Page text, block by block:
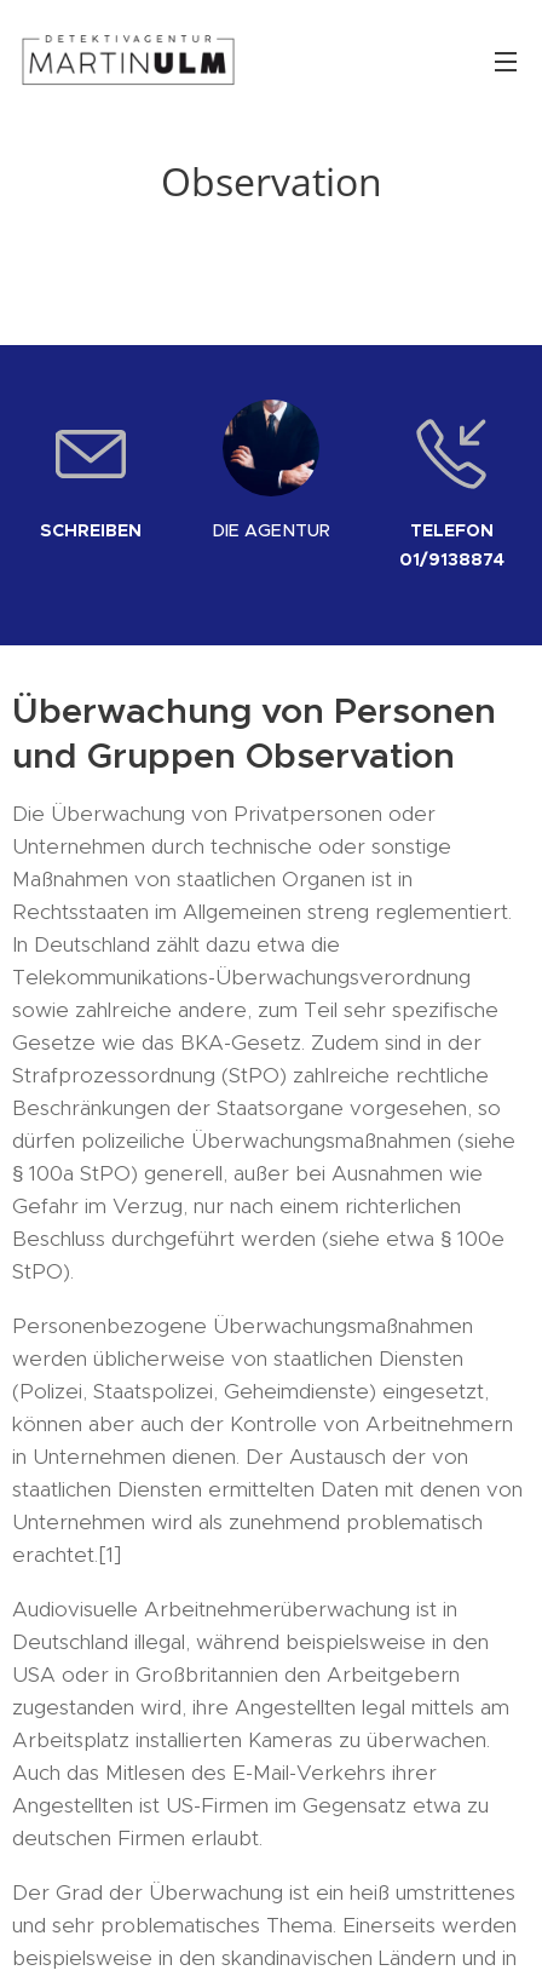
Observation
SCHREIBEN DIE AGENTUR
TELEFON
01/9138874
Überwachung von Personen
und Gruppen Observation
Die Überwachung von Privatpersonen oder
Unternehmen durch technische oder sonstige
Maßnahmen von staatlichen Organen ist in
Rechtsstaaten im Allgemeinen streng reglementiert.
In Deutschland zählt dazu etwa die
Telekommunikations-Überwachungsverordnung
sowie zahlreiche andere, zum Teil sehr spezifische
Gesetze wie das BKA-Gesetz. Zudem sind in der
Strafprozessordnung (StPO) zahlreiche rechtliche
Beschränkungen der Staatsorgane vorgesehen, so
dürfen polizeiliche Überwachungsmaßnahmen (siehe
§ 100a StPO) generell, außer bei Ausnahmen wie
Gefahr im Verzug, nur nach einem richterlichen
Beschluss durchgeführt werden (siehe etwa § 100e
StPO).
Personenbezogene Überwachungsmaßnahmen
werden üblicherweise von staatlichen Diensten
(Polizei, Staatspolizei, Geheimdienste) eingesetzt,
können aber auch der Kontrolle von Arbeitnehmern
in Unternehmen dienen. Der Austausch der von
staatlichen Diensten ermittelten Daten mit denen von
Unternehmen wird als zunehmend problematisch
erachtet.[1]
Audiovisuelle Arbeitnehmerüberwachung ist in
Deutschland illegal, während beispielsweise in den
USA oder in Großbritannien den Arbeitgebern
zugestanden wird, ihre Angestellten legal mittels am
Arbeitsplatz installierten Kameras zu überwachen.
Auch das Mitlesen des E-Mail-Verkehrs ihrer
Angestellten ist US-Firmen im Gegensatz etwa zu
deutschen Firmen erlaubt.
Der Grad der Überwachung ist ein heiß umstrittenes
und sehr problematisches Thema. Einerseits werden
beispielsweise in den skandinavischen Ländern und in